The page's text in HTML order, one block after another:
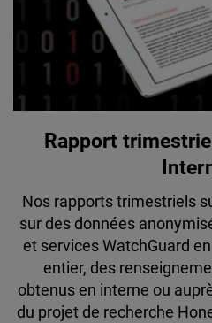
Rapport
Nos rapports trimestriels
sur des données
et services WatchGuard
entier, des
obtenus en interne ou
du projet de recherche